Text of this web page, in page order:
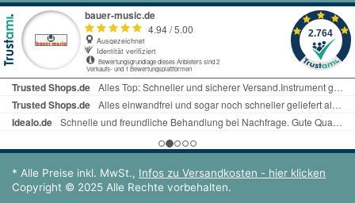
* Alle Preise inkl. MwSt., Infos zu Versandkosten - hier klicken
Copyright © 2025 Alle Rechte vorbehalten.